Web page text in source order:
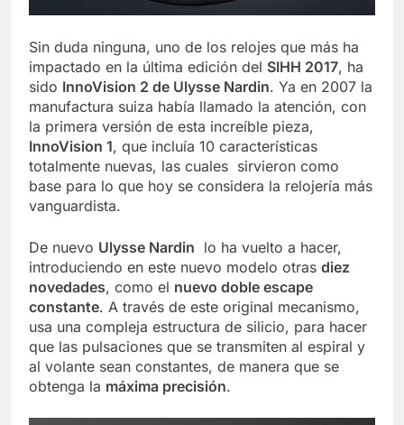
Sin duda ninguna, uno de los relojes que más ha
impactado en la última edición del SIHH 2017, ha
sido InnoVision 2 de Ulysse Nardin. Ya en 2007 la
manufactura suiza había llamado la atención, con
la primera versión de esta increíble pieza,
InnoVision 1, que incluía 10 características
totalmente nuevas, las cuales sirvieron como
base para lo que hoy se considera la relojería más
vanguardista.
De nuevo Ulysse Nardin lo ha vuelto a hacer,
introduciendo en este nuevo modelo otras diez
novedades, como el nuevo doble escape
constante. A través de este original mecanismo,
usa una compleja estructura de silicio, para hacer
que las pulsaciones que se transmiten al espiral y
al volante sean constantes, de manera que se
obtenga la máxima precisión.